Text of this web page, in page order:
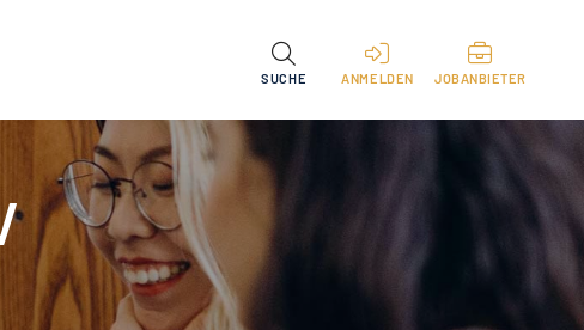
SUCHE ANMELDEN JOBANBIETER